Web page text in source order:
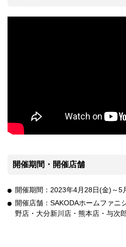
開催期間・開催店舗
開催期間：2023年4月28日(金)～5
開催店舗：SAKODAホームファニ
野店・大分新川店・熊本店・与次